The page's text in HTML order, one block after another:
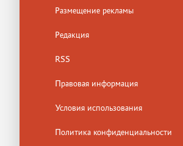
Размещение рекламы
Редакция
RSS
Правовая информация
Условия использования
Политика конфиденциальности